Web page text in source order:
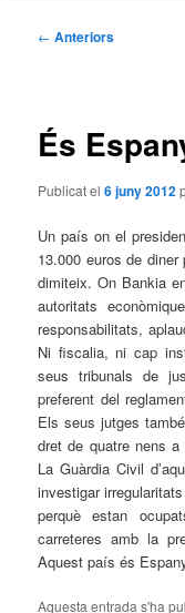
Navegació
← Anteriors
És
Publicat el6 juny 2012
Un país on el
13.000 euros de
dimiteix. On Bankia
autoritats
responsabilitats,
Ni fiscalia, ni cap
seus tribunals de
preferent del
Els seus jutges
dret de quatre nens
La Guàrdia Civil
investigar
perquè estan
carreteres amb la
Aquest país és
Aquesta entrada s'ha